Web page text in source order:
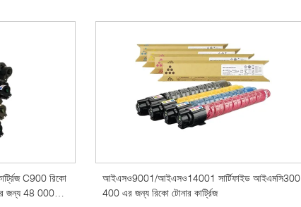
C900 রিকো
জন্য 48 000
আইএসও9001/আইএসও14001 সার্টিফাইড আইএমসি300
400 এর জন্য রিকো টোনার কার্ট্রিজ